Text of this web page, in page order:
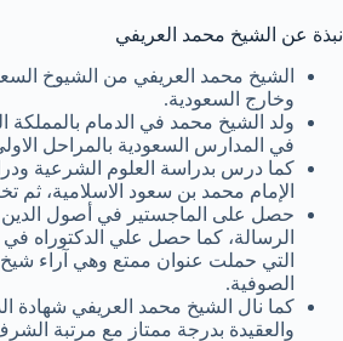
نبذة عن الشيخ محمد العريفي
الشيخ محمد العريفي من الشيوخ
وخارج السعودية.
ولد الشيخ محمد في الدمام بالمملكة
في المدارس السعودية بالمراحل
كما درس بدراسة العلوم الشرعية
الإمام محمد بن سعود الاسلامية، ثم تخرج
حصل على الماجستير في أصول
الرسالة، كما حصل علي الدكتوراه
التي حملت عنوان ممتع وهي آراء شيخ
الصوفية.
كما نال الشيخ محمد العريفي شهادة
والعقيدة بدرجة ممتاز مع مرتبة